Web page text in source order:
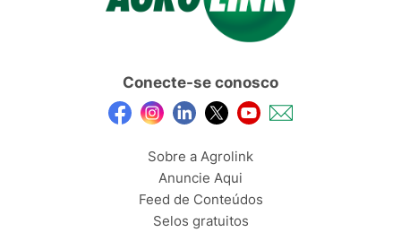
Conecte-se conosco
Sobre a Agrolink
Anuncie Aqui
Feed de Conteúdos
Selos gratuitos